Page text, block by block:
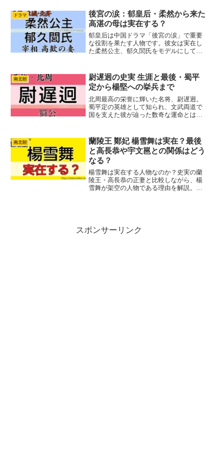
強大な権力は北斉の衰退を招き、最終的
には自害という悲劇的な最期を迎えまし
た。
ドラマ
後宮の涙：郁皇后・柔然から来た
高湛の母は実在する？
郁皇后は中国ドラマ「後宮の涙」で重要
な役割を果たす人物です。彼女は実在し
た柔然公主、郁久閭氏をモデルにしてい
ドラマの郁皇后と史実の郁久閭氏のそれ
ぞれの生涯と、二人の共通...
南北朝
尉遅迥の史実 生涯と最後・蜀平
定から楊堅への挙兵まで
北周最高の栄誉に輝いた名将、尉遅迥。
蜀平定の英雄として知られ、文武両道で
国を支えた彼が辿った数奇な運命とは？
の乱」まで。北周という国への忠義に殉
じた、誇り高き武人の全生涯を、最新の
歴史的視点から徹底解説します。
南北朝
蘭陵王 鄭妃 楊雪舞は実在？最後
と高長恭や宇文邕との関係はどう
なる？
楊雪舞は実在する人物なのか？史実の蘭
陵王・高長恭の正妻と比較しながら、楊
雪舞が架空の人物である理由を解説。ド
スポンサーリンク